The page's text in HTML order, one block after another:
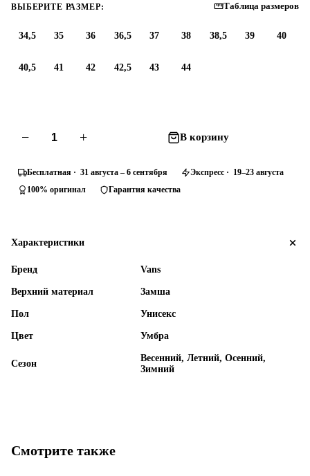
ВЫБЕРИТЕ РАЗМЕР: Таблица размеров
34,5 35 36 36,5 37 38 38,5 39 40
40,5 41 42 42,5 43 44
− + В корзину
Бесплатная · 31 августа – 6 сентября
Экспресс · 19–23 августа
100% оригинал
Гарантия качества
Характеристики
Бренд Vans
Верхний материал Замша
Пол Унисекс
Цвет Умбра
Сезон
Весенний, Летний, Осенний,
Зимний
Смотрите также